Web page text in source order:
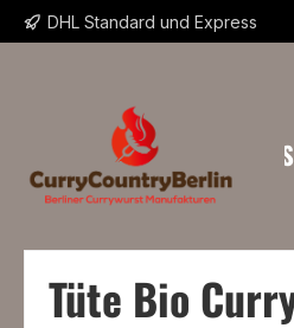
Hauptinhalt springen
Zur Suche springen
Zur Hauptnavigation
DHL Standard und Express
Tüte Bio